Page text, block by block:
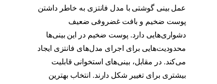
عمل بینی گوشتی با مدل فانتزی به خاطر داشتن
پوست ضخیم و بافت غضروفی ضعیف
دشواری‌هایی دارد. پوست ضخیم در این بینی‌ها
محدودیت‌هایی برای اجرای مدل‌های فانتزی ایجاد
می‌کند. در مقابل، بینی‌های استخوانی قابلیت
بیشتری برای تغییر شکل دارند. انتخاب بهترین